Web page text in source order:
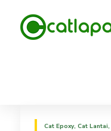
Cat Epoxy, Cat Lantai,